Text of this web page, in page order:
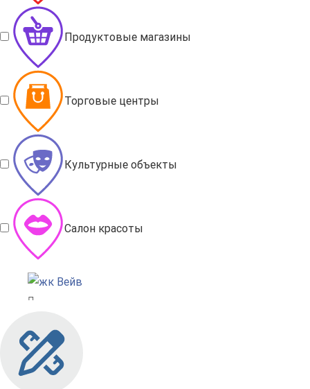
Продуктовые магазины
Торговые центры
Культурные объекты
Салон красоты